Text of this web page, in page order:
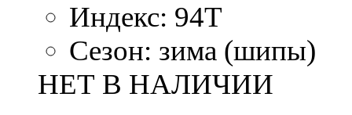
Индекс: 94T
Сезон: зима (шипы)
НЕТ В НАЛИЧИИ